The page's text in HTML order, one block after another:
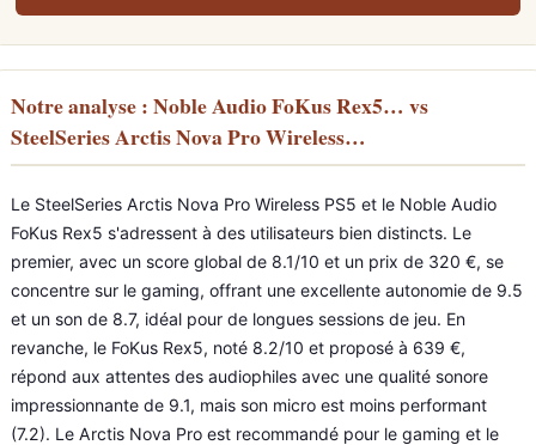
Notre analyse : Noble Audio FoKus Rex5… vs
SteelSeries Arctis Nova Pro Wireless…
Le SteelSeries Arctis Nova Pro Wireless PS5 et le Noble Audio
FoKus Rex5 s'adressent à des utilisateurs bien distincts. Le
premier, avec un score global de 8.1/10 et un prix de 320 €, se
concentre sur le gaming, offrant une excellente autonomie de 9.5
et un son de 8.7, idéal pour de longues sessions de jeu. En
revanche, le FoKus Rex5, noté 8.2/10 et proposé à 639 €,
répond aux attentes des audiophiles avec une qualité sonore
impressionnante de 9.1, mais son micro est moins performant
(7.2). Le Arctis Nova Pro est recommandé pour le gaming et le